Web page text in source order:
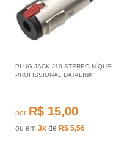
PLUG JACK J10 STEREO NÍQUEL
PROFISSIONAL DATALINK
por R$ 15,00
ou em 3x de R$ 5,56